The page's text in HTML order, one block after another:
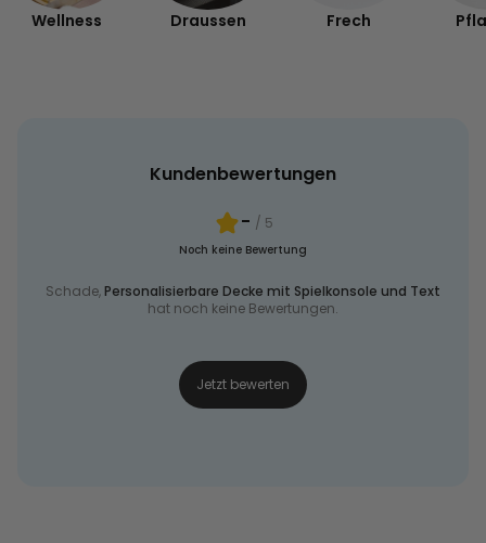
Wellness Draussen Frech
Kundenbewertungen
- / 5
Noch keine Bewertung
Schade,Personalisierbare Decke mit Spielkonsole und Text
hat noch keine Bewertungen.
Jetzt bewerten